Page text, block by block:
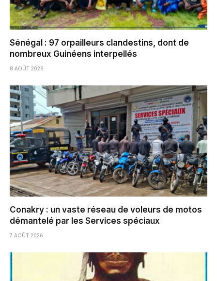
Sénégal : 97 orpailleurs clandestins, dont de
nombreux Guinéens interpellés
8 AOÛT 2026
Conakry : un vaste réseau de voleurs de motos
démantelé par les Services spéciaux
7 AOÛT 2026